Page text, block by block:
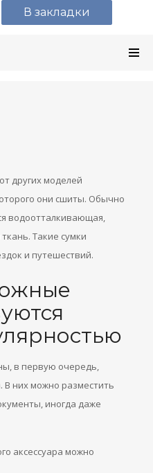
других моделей
они сшиты. Обычно
водоотталкивающая,
Такие сумки
и путешествий.
в первую очередь,
В них можно разместить
иногда даже
аксессуара можно
В закладки